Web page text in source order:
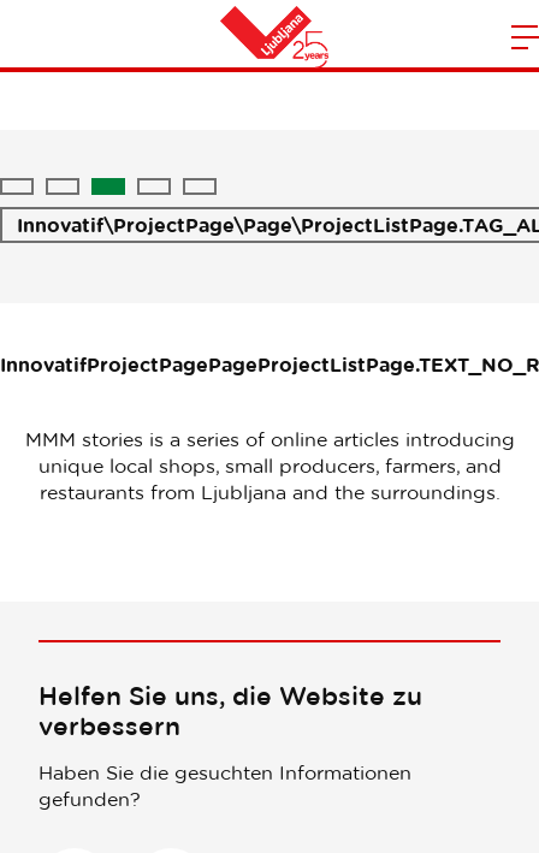
Heim
MMM Stories
MMM stories is a series of online articles introducing
unique local shops, small producers, farmers, and
restaurants from Ljubljana and the surroundings.
Helfen Sie uns, die Website zu
verbessern
Haben Sie die gesuchten Informationen
gefunden?